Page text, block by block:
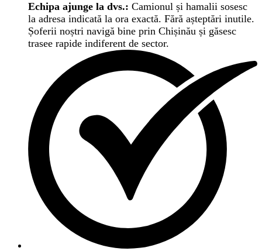
Echipa ajunge la dvs.: Camionul și hamalii sosesc
la adresa indicată la ora exactă. Fără așteptări inutile.
Șoferii noștri navigă bine prin Chișinău și găsesc
trasee rapide indiferent de sector.